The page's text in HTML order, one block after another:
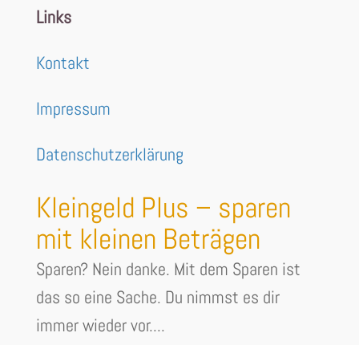
Links
Kontakt
Impressum
Datenschutzerklärung
Kleingeld Plus – sparen
mit kleinen Beträgen
Sparen? Nein danke. Mit dem Sparen ist
das so eine Sache. Du nimmst es dir
immer wieder vor....